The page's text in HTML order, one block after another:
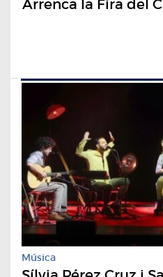
Arrenca la Fira del
Música